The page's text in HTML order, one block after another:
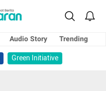
Audio Story
Trending
Green Initiative